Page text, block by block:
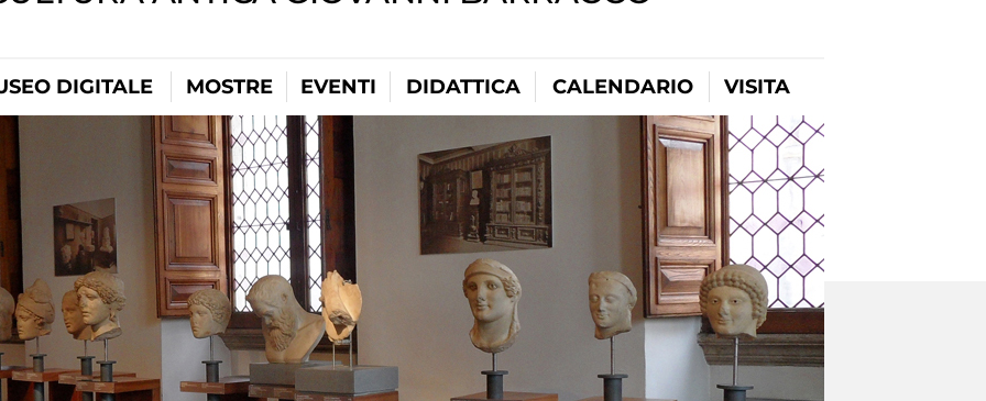
DIGITALE MOSTRE EVENTI DIDATTICA CALENDARIO VISITA